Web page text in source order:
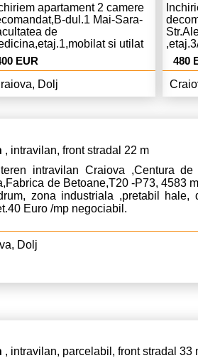
apartament 2 camere
dul.1 Mai-Sara-
de
si utilat
modern,Centrala
Euro
si 400 Euro garantie.
EUR
Dolj
Euro
480
480
, intravilan, front stradal 22 m
intravilan Craiova ,Centura de
de Betoane,T20 -P73, 4583
zona industriala ,pretabil hale,
Euro /mp negociabil.
Dolj
, intravilan, parcelabil, front stradal 33